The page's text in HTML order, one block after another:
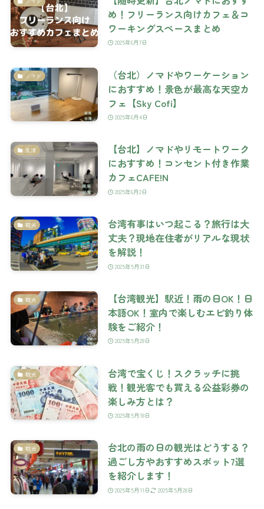
め！フリーランス向けカフェ＆コ
ワーキングスペースまとめ
2025年6月7日
ノマド
（台北）ノマドやワーケーション
におすすめ！景色が最高な天空カ
フェ【Sky Cofi】
2025年6月4日
生活
【台北】ノマドやリモートワーク
におすすめ！コンセント付き作業
カフェCAFE!N
2025年6月2日
観光
台湾有事はいつ起こる？旅行は大
丈夫？現地在住者がリアルな現状
を解説！
2025年5月31日
観光
【台湾観光】駅近！雨の日OK！日
本語OK！室内で楽しむエビ釣り体
験をご紹介！
2025年5月28日
観光
台湾で宝くじ！スクラッチに挑
戦！観光客でも買える公益彩券の
楽しみ方とは？
2025年5月18日
観光
台北の雨の日の観光はどうする？
過ごし方やおすすめスポット7選
を紹介します！
2025年5月11日 2025年5月28日